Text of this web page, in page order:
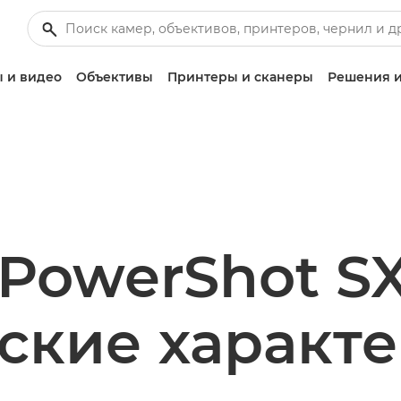
и видео Объективы Принтеры и сканеры Решения